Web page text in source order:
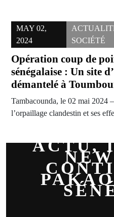
MAY 02,
2024
SOCIÉTÉ
Opération coup de
sénégalaise : Un site
démantelé à
Tambacounda, le 02 mai 2024
l’orpaillage clandestin et ses
ACTU,